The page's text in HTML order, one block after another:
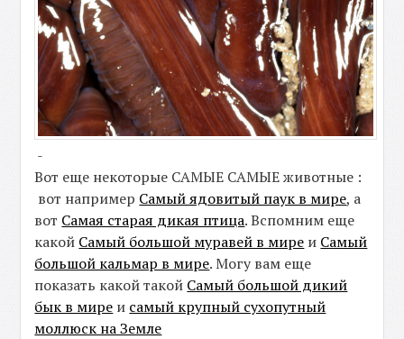
-
Вот еще некоторые САМЫЕ САМЫЕ животные :
вот например Самый ядовитый паук в мире, а
вот Самая старая дикая птица. Вспомним еще
какой Самый большой муравей в мире и Самый
большой кальмар в мире. Могу вам еще
показать какой такой Самый большой дикий
бык в мире и самый крупный сухопутный
моллюск на Земле